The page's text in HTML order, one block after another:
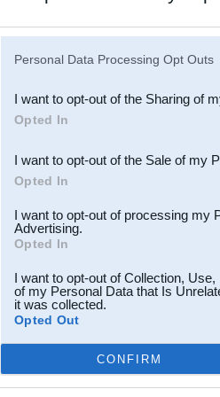
Downstream Participants
third parties.
Personal Data Processing Opt Outs
I want to opt-out of the Sharing of
Opted In
I want to opt-out of the Sale of my
Opted In
I want to opt-out of processing my
Advertising.
Opted In
I want to opt-out of Collection,
of my Personal Data that Is
it was collected.
Opted Out
CONFIRM